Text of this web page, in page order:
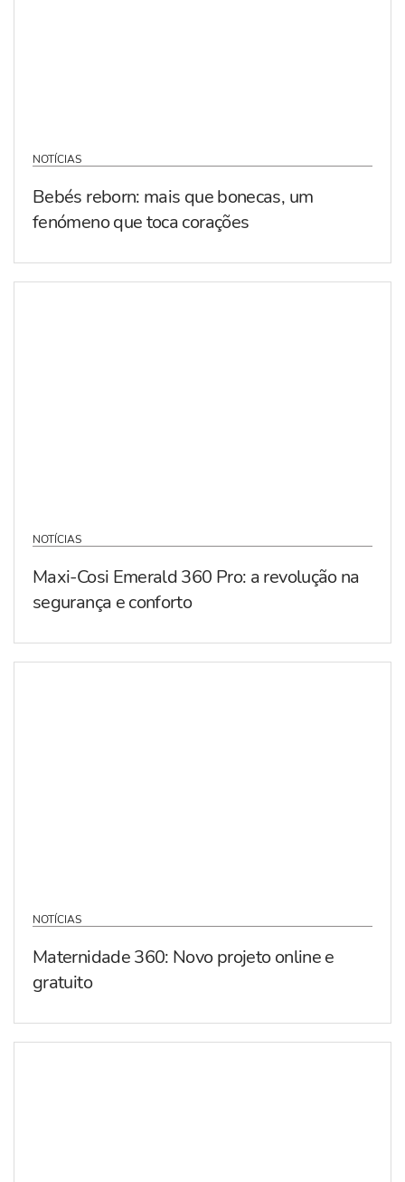
NOTÍCIAS
Bebés reborn: mais que bonecas, um
fenómeno que toca corações
NOTÍCIAS
Maxi-Cosi Emerald 360 Pro: a revolução na
segurança e conforto
NOTÍCIAS
Maternidade 360: Novo projeto online e
gratuito